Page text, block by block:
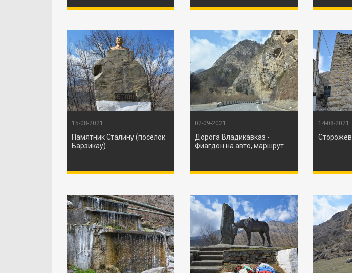
15-08-2021
Памятник Сталину (поселок
Барзикау)
02-09-2021
Дорога Владикавказ -
Фиагдон на авто, маршрут
14-08-2021